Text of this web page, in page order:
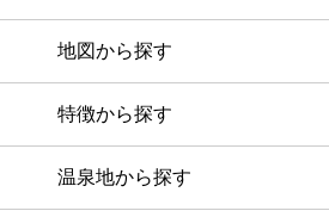
地図から探す
特徴から探す
温泉地から探す